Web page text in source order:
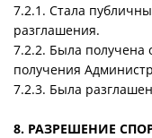
7.2.1. Стала
разглашения.
7.2.2. Была получена
получения
7.2.3. Была
8. РАЗРЕШЕНИЕ